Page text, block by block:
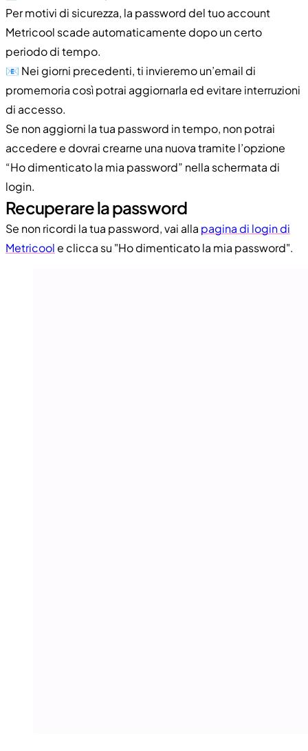
Per motivi di sicurezza, la password del tuo account
Metricool scade automaticamente dopo un certo
periodo di tempo.
📧 Nei giorni precedenti, ti invieremo un’email di
promemoria così potrai aggiornarla ed evitare interruzioni
di accesso.
Se non aggiorni la tua password in tempo, non potrai
accedere e dovrai crearne una nuova tramite l’opzione
“Ho dimenticato la mia password” nella schermata di
login.
Recuperare la password
Se non ricordi la tua password, vai alla pagina di login di
Metricoole clicca su "Ho dimenticato la mia password".